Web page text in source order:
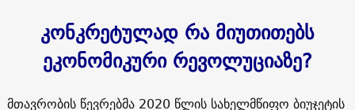
კონკრეტულად რა მიუთითებს
ეკონომიკური რევოლუციაზე?
მთავრობის წევრებმა 2020 წლის სახელმწიფო ბიუჯეტის